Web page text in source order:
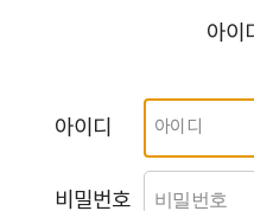
아이
아이디
비밀번호